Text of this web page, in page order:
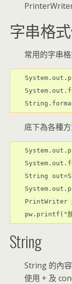
字串格
常用的字串
底下為各種
String
PrintWriter
String
String 的內
使用 + 及